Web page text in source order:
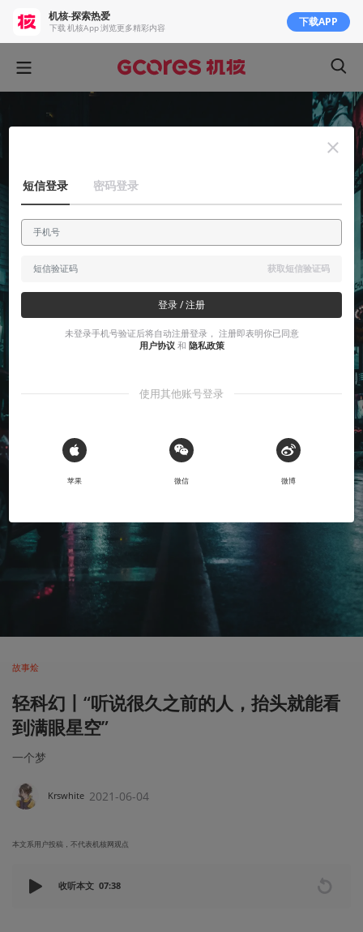
故事烩
轻科幻丨“听说很久之前的人，抬头就能看
到满眼星空”
一个梦
Krswhite 2021-06-04
本文系用户投稿，不代表机核网观点
收听本文 07:38
机核-探索热爱
下载 机核App 浏览更多精彩内容 下载APP
短信登录 密码登录
获取短信验证码
登录 / 注册
未登录手机号验证后将自动注册登录， 注册即表明你已同意
用户协议 和 隐私政策
使用其他账号登录
 Sign in with Apple
苹果 微信 微博